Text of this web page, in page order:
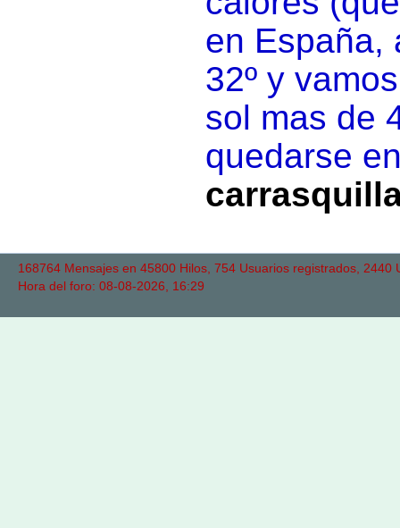
en España,
32º y
sol mas de
quedarse
168764 Mensajes en 45800 Hilos, 754 Usuarios registrados,
Hora del foro: 08-08-2026, 16:29